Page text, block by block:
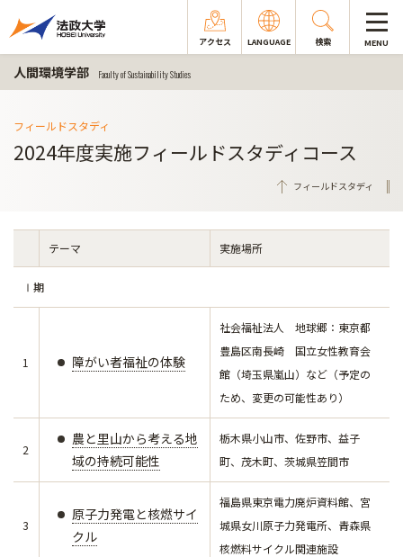
アクセス LANGUAGE 検索 MENU
人間環境学部 Faculty of Sustainability Studies
フィールドスタディ
2024年度実施フィールドスタディコース
フィールドスタディ
テーマ 実施場所
Ⅰ期
1 障がい者福祉の体験
社会福祉法人 地球郷：東京都
豊島区南長崎 国立女性教育会
館（埼玉県嵐山）など（予定の
ため、変更の可能性あり）
2
農と里山から考える地
域の持続可能性
栃木県小山市、佐野市、益子
町、茂木町、茨城県笠間市
3
原子力発電と核燃サイ
クル
福島県東京電力廃炉資料館、宮
城県女川原子力発電所、青森県
核燃料サイクル関連施設